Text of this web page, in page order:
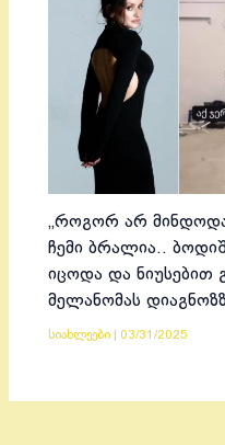
„როგორ არ მინდოდა
ჩემი ბრალია..
იცოდა და ნიუსებით
მელანომას
სიახლეები 03/31/2025